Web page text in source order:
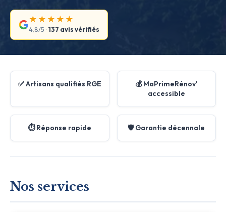
★★★★★
4,8/5 · 137 avis vérifiés
✅ Artisans qualifiés RGE
💰 MaPrimeRénov'
accessible
⏱️ Réponse rapide 🛡️ Garantie décennale
Nos services